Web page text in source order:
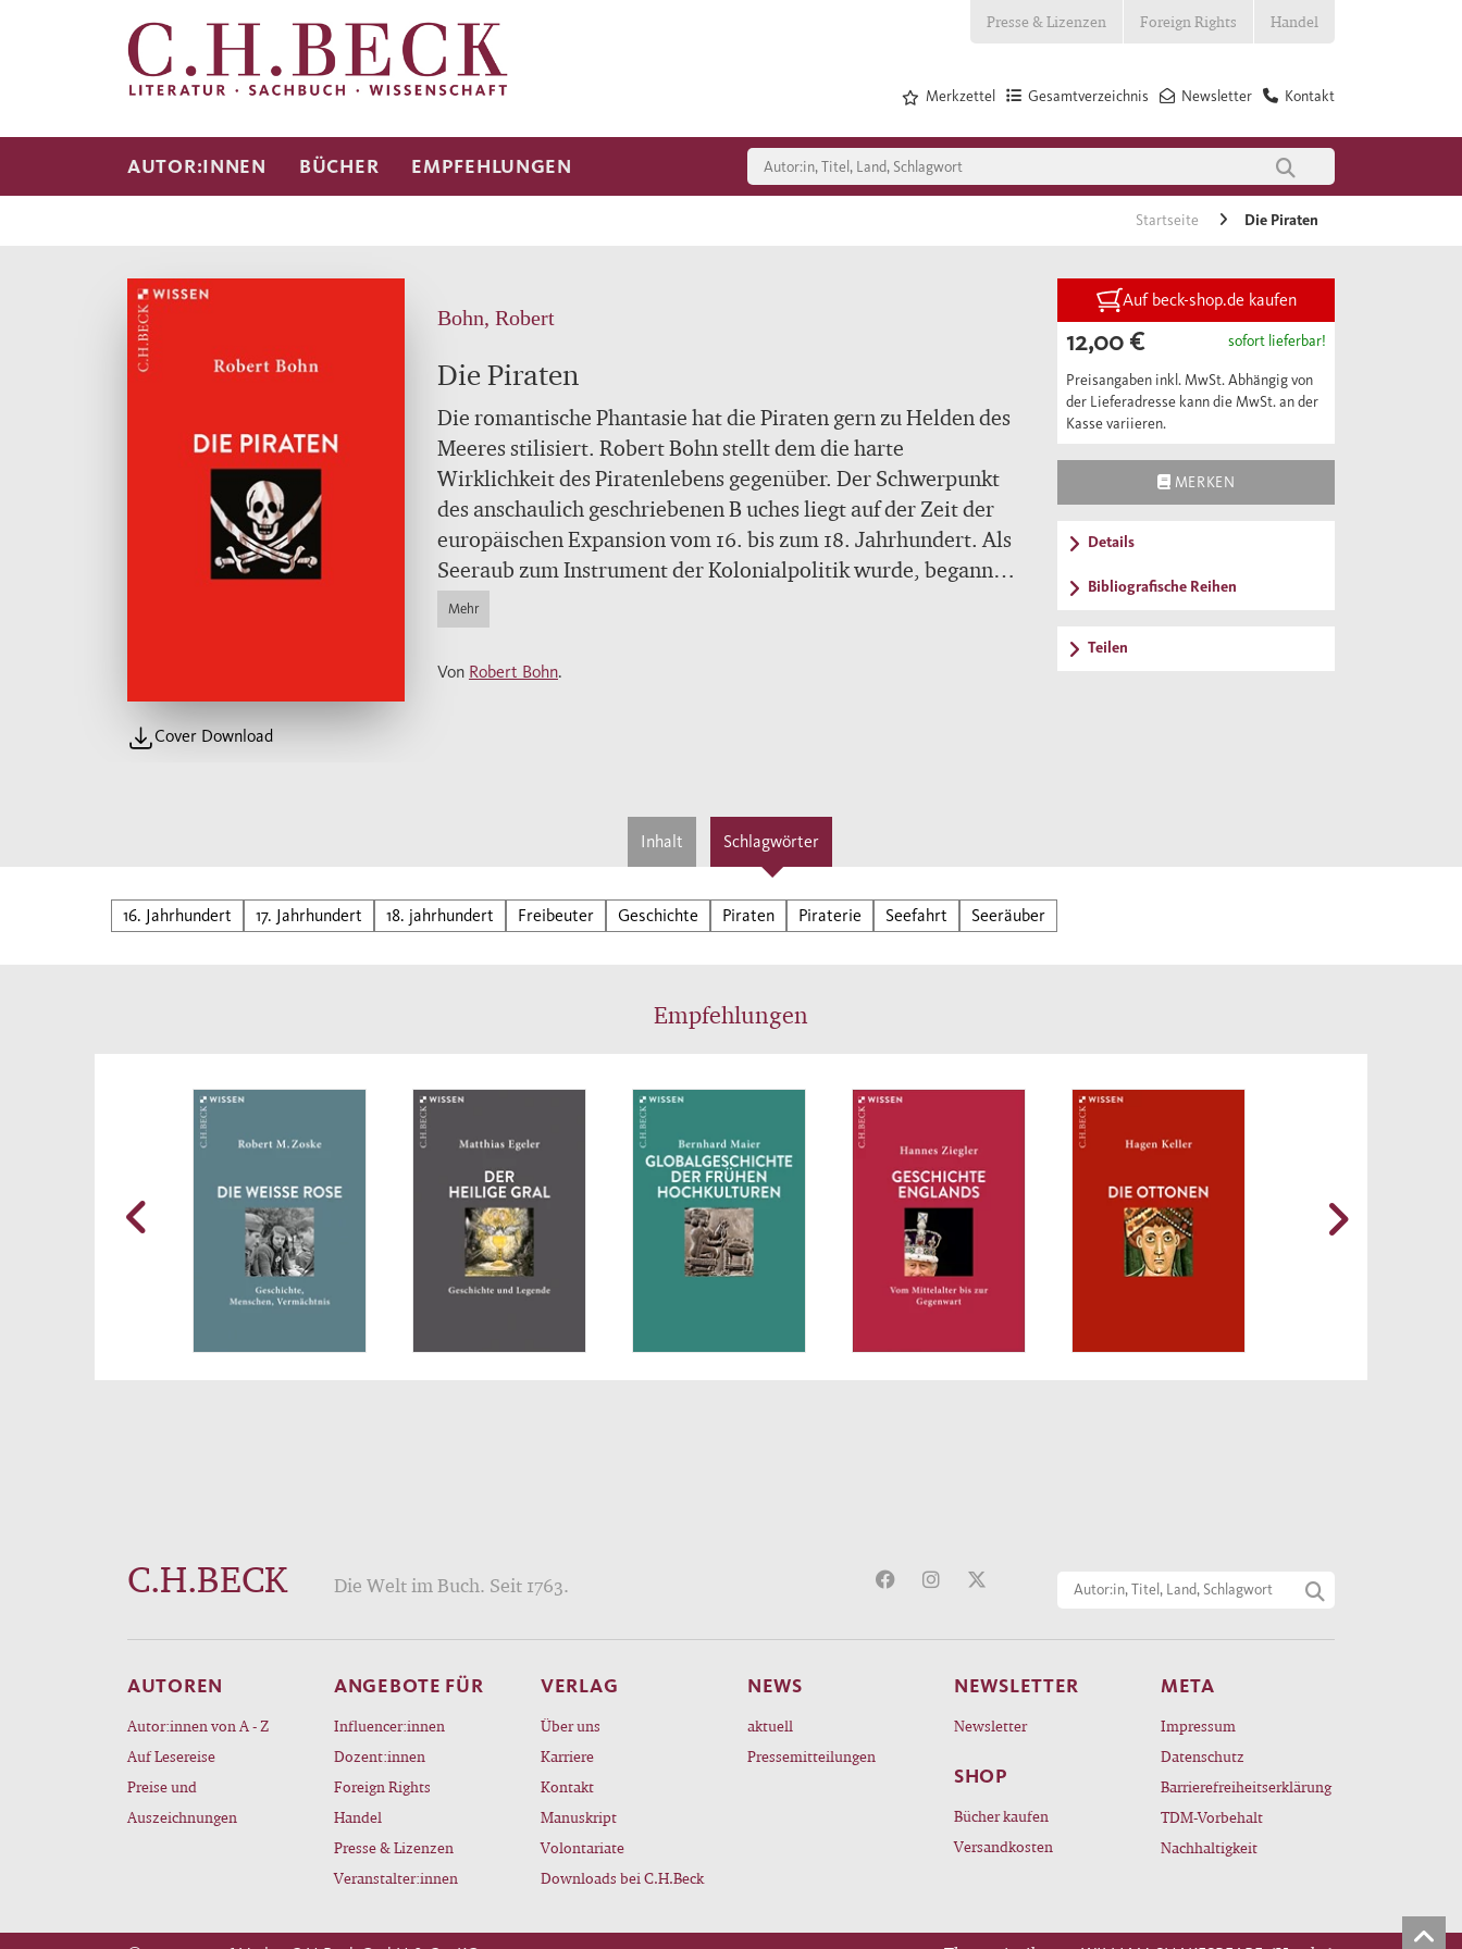
Presse & Lizenzen Foreign Rights Handel
Kontakt
Newsletter
Gesamtverzeichnis
Merkzettel
AUTOR:INNEN BÜCHER EMPFEHLUNGEN
Startseite Die Piraten
Cover Download
Bohn, Robert
Die Piraten
Die romantische Phantasie hat die Piraten gern zu Helden des
Meeres stilisiert. Robert Bohn stellt dem die harte
Wirklichkeit des Piratenlebens gegenüber. Der Schwerpunkt
des anschaulich geschriebenen B uches liegt auf der Zeit der
europäischen Expansion vom 16. bis zum 18. Jahrhundert. Als
Seeraub zum Instrument der Kolonialpolitik wurde, begann
das «Goldene Zeitalter» der Kaperfahrer, Freibeuter und
Piraten und damit eine Plage, der die Seemächte nur mit
großer Mühe Herr werden konnten.
Mehr
Von Robert Bohn.
Auf beck-shop.de kaufen
12,00 € sofort lieferbar!
Preisangaben inkl. MwSt. Abhängig von
der Lieferadresse kann die MwSt. an der
Kasse variieren.
MERKEN
Details
Bibliografische Reihen
Teilen
Inhalt Schlagwörter
16. Jahrhundert 17. Jahrhundert 18. jahrhundert Freibeuter Geschichte Piraten Piraterie Seefahrt Seeräuber
Empfehlungen
C.H.BECK Die Welt im Buch. Seit 1763.
AUTOREN
Autor:innen von A - Z
Auf Lesereise
Preise und
Auszeichnungen
ANGEBOTE FÜR
Influencer:innen
Dozent:innen
Foreign Rights
Handel
Presse & Lizenzen
Veranstalter:innen
VERLAG
Über uns
Karriere
Kontakt
Manuskript
Volontariate
Downloads bei C.H.Beck
NEWS
aktuell
Pressemitteilungen
NEWSLETTER
Newsletter
SHOP
Bücher kaufen
Versandkosten
META
Impressum
Datenschutz
Barrierefreiheitserklärung
TDM-Vorbehalt
Nachhaltigkeit